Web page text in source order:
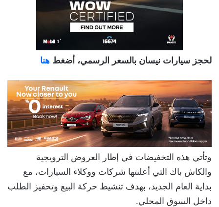
لحجز سيارات نيسان بالسعر الرسمي، أضغط هنا
وتأتي هذه التخفيضات في إطار العروض الترويجية
والكاش باك التي أعلنتها شركات ووكلاء السيارات، مع
بداية العام الجديد، بهدف تنشيط حركة البيع وتحفيز الطلب
داخل السوق المحلي.